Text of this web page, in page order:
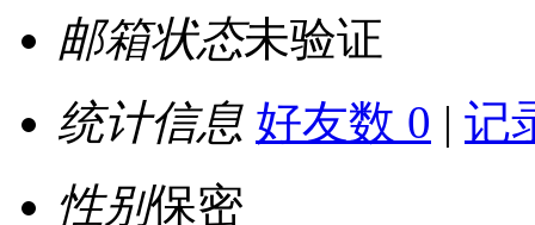
邮箱状态未验证
统计信息 好友数 0 | 记
性别保密